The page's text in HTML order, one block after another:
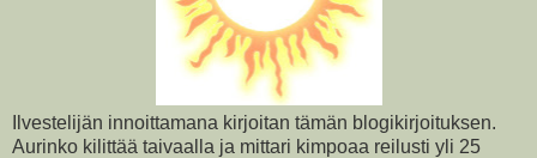
Ilvestelijän innoittamana kirjoitan tämän blogikirjoituksen.
Aurinko kilittää taivaalla ja mittari kimpoaa reilusti yli 25